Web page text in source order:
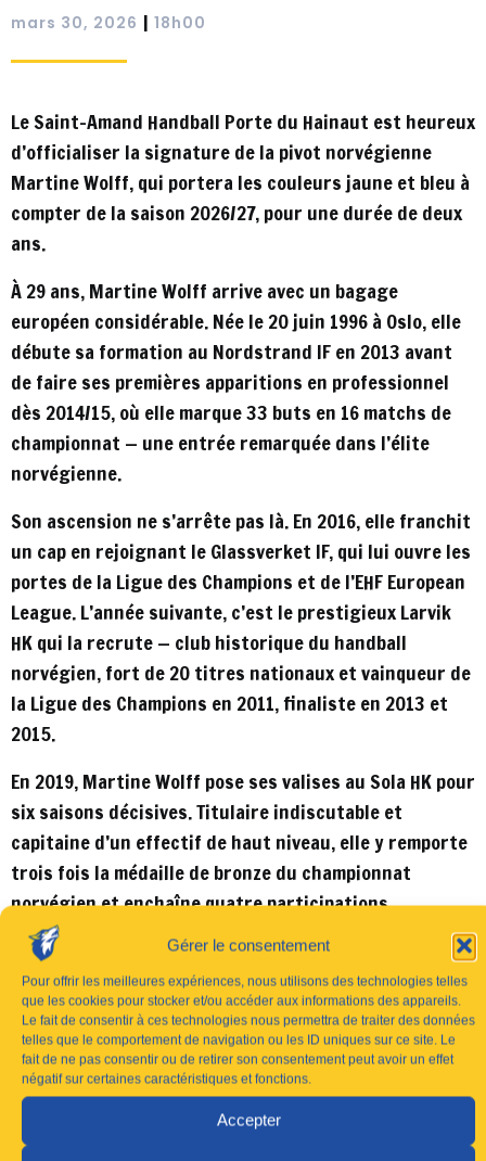
Gérer le consentement
Pour offrir les meilleures expériences, nous utilisons des technologies telles
que les cookies pour stocker et/ou accéder aux informations des appareils.
Le fait de consentir à ces technologies nous permettra de traiter des données
telles que le comportement de navigation ou les ID uniques sur ce site. Le
fait de ne pas consentir ou de retirer son consentement peut avoir un effet
négatif sur certaines caractéristiques et fonctions.
Accepter
mars 30, 2026 | 18h00
Le Saint-Amand Handball Porte du Hainaut est heureux
d’officialiser la signature de la pivot norvégienne
Martine Wolff, qui portera les couleurs jaune et bleu à
compter de la saison 2026/27, pour une durée de deux
ans.
À 29 ans, Martine Wolff arrive avec un bagage
européen considérable. Née le 20 juin 1996 à Oslo, elle
débute sa formation au Nordstrand IF en 2013 avant
de faire ses premières apparitions en professionnel
dès 2014/15, où elle marque 33 buts en 16 matchs de
championnat — une entrée remarquée dans l’élite
norvégienne.
Son ascension ne s’arrête pas là. En 2016, elle franchit
un cap en rejoignant le Glassverket IF, qui lui ouvre les
portes de la Ligue des Champions et de l’EHF European
League. L’année suivante, c’est le prestigieux Larvik
HK qui la recrute — club historique du handball
norvégien, fort de 20 titres nationaux et vainqueur de
la Ligue des Champions en 2011, finaliste en 2013 et
2015.
En 2019, Martine Wolff pose ses valises au Sola HK pour
six saisons décisives. Titulaire indiscutable et
capitaine d’un effectif de haut niveau, elle y remporte
trois fois la médaille de bronze du championnat
norvégien et enchaîne quatre participations
consécutives à l’EHF European League. C’est également
à Sola qu’elle évolue aux côtés de Mayssa Pessoa la
saison passée.
L’été dernier, elle choisit de retourner à Larvik pour
une deuxième parenthèse dans ce club qui lui est
familier. Cette saison, elle compte huit matchs de
Coupe d’Europe à son compteur.